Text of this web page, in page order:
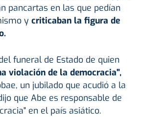
pancartas en las que pedían
y criticaban la figura de
funeral de Estado de quien
violación de la democracia",
un jubilado que acudió a la
que Abe es responsable de
en el país asiático.